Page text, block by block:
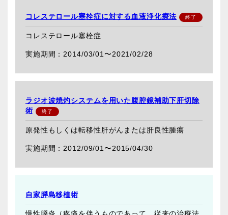
コレステロール塞栓症に対する血液浄化療法
コレステロール塞栓症
2014/03/01〜2021/02/28
ラジオ波焼灼システムを用いた腹腔鏡補助下肝切除
術
原発性もしくは転移性肝がんまたは肝良性腫瘍
2012/09/01〜2015/04/30
自家膵島移植術